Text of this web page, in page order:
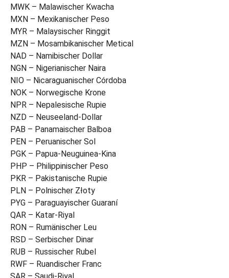
MWK – Malawischer Kwacha
MXN – Mexikanischer Peso
MYR – Malaysischer Ringgit
MZN – Mosambikanischer Metical
NAD – Namibischer Dollar
NGN – Nigerianischer Naira
NIO – Nicaraguanischer Córdoba
NOK – Norwegische Krone
NPR – Nepalesische Rupie
NZD – Neuseeland-Dollar
PAB – Panamaischer Balboa
PEN – Peruanischer Sol
PGK – Papua-Neuguinea-Kina
PHP – Philippinischer Peso
PKR – Pakistanische Rupie
PLN – Polnischer Złoty
PYG – Paraguayischer Guaraní
QAR – Katar-Riyal
RON – Rumänischer Leu
RSD – Serbischer Dinar
RUB – Russischer Rubel
RWF – Ruandischer Franc